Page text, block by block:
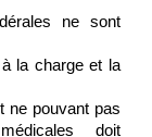
ne sont
la charge et la
ne pouvant pas
doit